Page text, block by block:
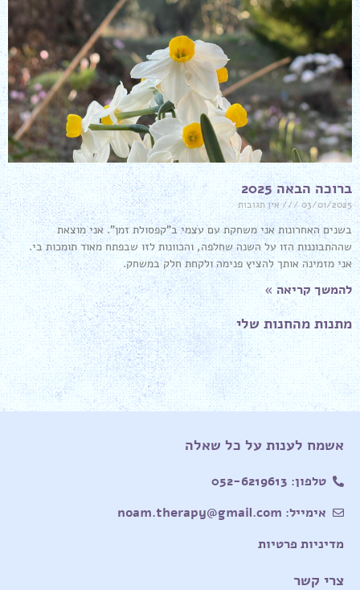
ברוכה הבאה 2025
03/01/2025 אין תגובות
בשנים האחרונות אני משחקת עם עצמי ב"קפסולת זמן". אני מוצאת
שההתבוננות הזו על השנה שחלפה, והכוונות לזו שבפתח מאוד תומכות בי.
אני מזמינה אותך להציץ פנימה ולקחת חלק במשחק.
להמשך קריאה »
מתנות מהחנות שלי
אשמח לענות על כל שאלה
טלפון: 052-6219613
אימייל: noam.therapy@gmail.com
מדיניות פרטיות
צרי קשר